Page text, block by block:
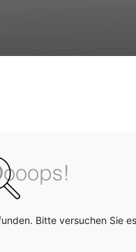
Bitte versuchen Sie